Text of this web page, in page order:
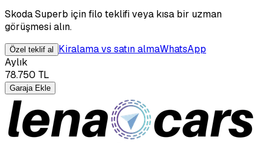
Skoda Superb için filo teklifi veya kısa bir uzman
görüşmesi alın.
Özel teklif al Kiralama vs satın almaWhatsApp
Aylık
78.750 TL
Garaja Ekle